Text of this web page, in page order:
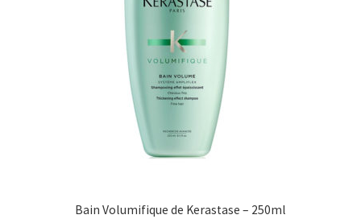
Bain Volumifique de Kerastase – 250ml